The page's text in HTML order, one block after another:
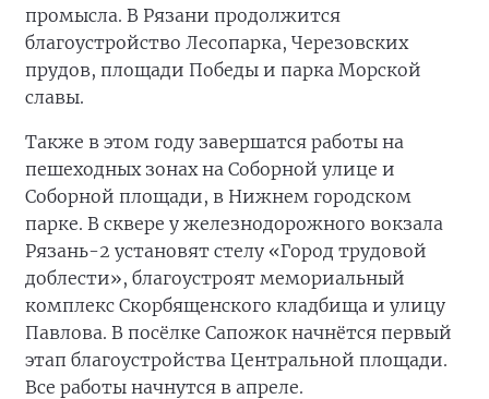
промысла. В Рязани продолжится
благоустройство Лесопарка, Черезовских
прудов, площади Победы и парка Морской
славы.
Также в этом году завершатся работы на
пешеходных зонах на Соборной улице и
Соборной площади, в Нижнем городском
парке. В сквере у железнодорожного вокзала
Рязань-2 установят стелу «Город трудовой
доблести», благоустроят мемориальный
комплекс Скорбященского кладбища и улицу
Павлова. В посёлке Сапожок начнётся первый
этап благоустройства Центральной площади.
Все работы начнутся в апреле.